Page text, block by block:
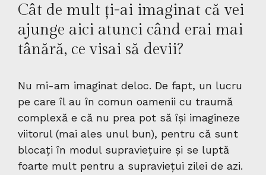
Cât de mult ți-ai imaginat că vei
ajunge aici atunci când erai mai
tânără, ce visai să devii?
Nu mi-am imaginat deloc. De fapt, un lucru
pe care îl au în comun oamenii cu traumă
complexă e că nu prea pot să își imagineze
viitorul (mai ales unul bun), pentru că sunt
blocați în modul supraviețuire și se luptă
foarte mult pentru a supraviețui zilei de azi.